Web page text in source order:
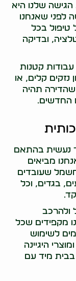
שלנו היא
לפני שאנחנו
טיפול בכל
ובדיקה
קטנות
נזקים קלים, או
תהיה
החדשים.
נעשית בהתאם
מביאים
חשמל שעובדים
בגדים, וכל
ולהרכב
מקפידים שכל
לשימוש
היגיינה
מיד עם